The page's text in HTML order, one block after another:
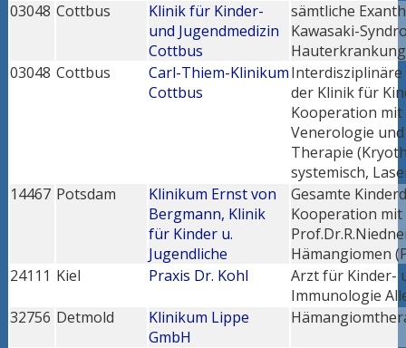
03048 Cottbus
Klinik für Kinder-
und Jugendmedizin
Cottbus
sämtliche
Kawasaki-
03048 Cottbus
Carl-Thiem-Klinikum
Cottbus
der Klinik für
Kooperation
Venerologie
Therapie
systemisch,
14467 Potsdam
Klinikum Ernst von
Bergmann, Klinik
für Kinder u.
Jugendliche
Gesamte
Kooperation mit
Hämangiomen
24111 Kiel Praxis Dr. Kohl
Arzt für Kinder-
Immunologie
32756 Detmold
Klinikum Lippe
GmbH